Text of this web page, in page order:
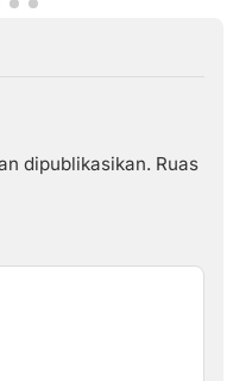
dipublikasikan. Ruas